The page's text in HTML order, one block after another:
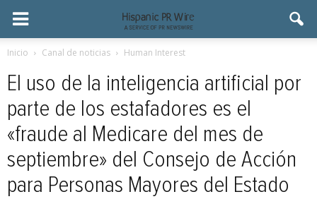
Inicio Canal de noticias Human Interest
El uso de la inteligencia artificial por
parte de los estafadores es el
«fraude al Medicare del mes de
septiembre» del Consejo de Acción
para Personas Mayores del Estado